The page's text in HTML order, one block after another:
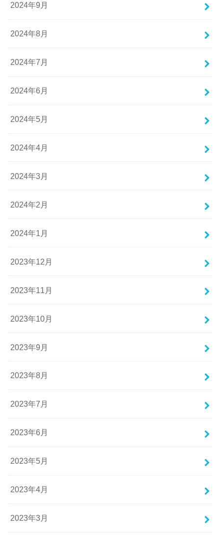
2024年9月
2024年8月
2024年7月
2024年6月
2024年5月
2024年4月
2024年3月
2024年2月
2024年1月
2023年12月
2023年11月
2023年10月
2023年9月
2023年8月
2023年7月
2023年6月
2023年5月
2023年4月
2023年3月